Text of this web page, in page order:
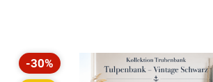
Rabatt
-30%